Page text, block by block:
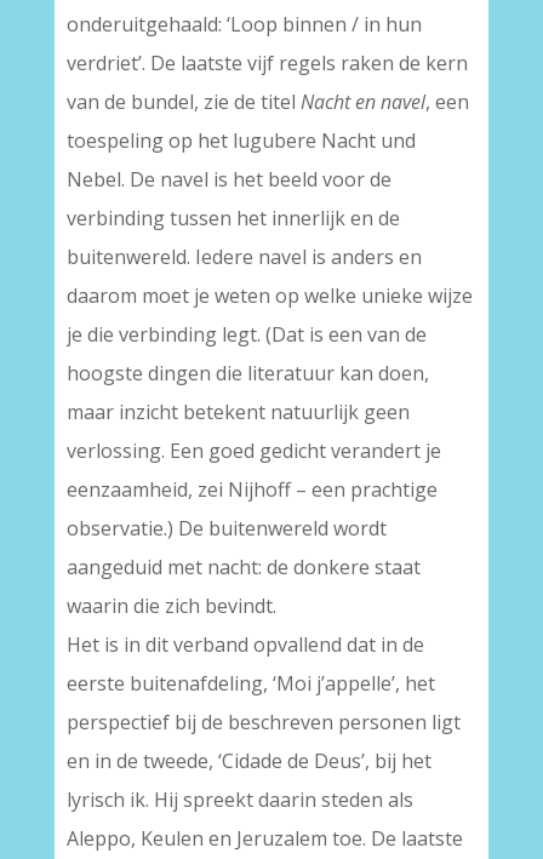
onderuitgehaald: ‘Loop binnen / in hun
verdriet’. De laatste vijf regels raken de kern
van de bundel, zie de titel Nacht en navel, een
toespeling op het lugubere Nacht und
Nebel. De navel is het beeld voor de
verbinding tussen het innerlijk en de
buitenwereld. Iedere navel is anders en
daarom moet je weten op welke unieke wijze
je die verbinding legt. (Dat is een van de
hoogste dingen die literatuur kan doen,
maar inzicht betekent natuurlijk geen
verlossing. Een goed gedicht verandert je
eenzaamheid, zei Nijhoff – een prachtige
observatie.) De buitenwereld wordt
aangeduid met nacht: de donkere staat
waarin die zich bevindt.
Het is in dit verband opvallend dat in de
eerste buitenafdeling, ‘Moi j’appelle’, het
perspectief bij de beschreven personen ligt
en in de tweede, ‘Cidade de Deus’, bij het
lyrisch ik. Hij spreekt daarin steden als
Aleppo, Keulen en Jeruzalem toe. De laatste